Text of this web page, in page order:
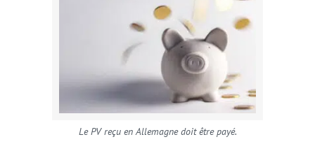
Le PV reçu en Allemagne doit être payé.